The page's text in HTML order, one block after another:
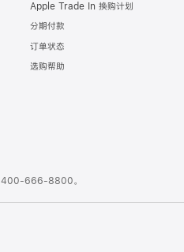
Apple Trade In 换购计划
分期付款
订单状态
选购帮助
400-666-8800。